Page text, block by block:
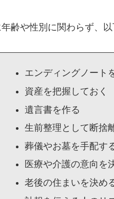
齢や性別に関わらず、
エンディングノート
資産を把握しておく
遺言書を作る
生前整理として断捨
葬儀やお墓を手配す
医療や介護の意向を
老後の住まいを決め